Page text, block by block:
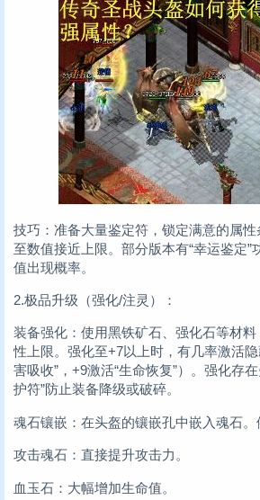
技巧：准备大量鉴定符，锁定满意的属
至数值接近上限。部分版本有“幸运鉴定”
值出现概率。
2.极品升级（强化/注灵）：
装备强化：使用黑铁矿石、强化石等材
性上限。强化至+7以上时，有几率激活
害吸收”，+9激活“生命恢复”）。强化存
护符”防止装备降级或破碎。
魂石镶嵌：在头盔的镶嵌孔中嵌入魂石。
攻击魂石：直接提升攻击力。
血玉石：大幅增加生命值。